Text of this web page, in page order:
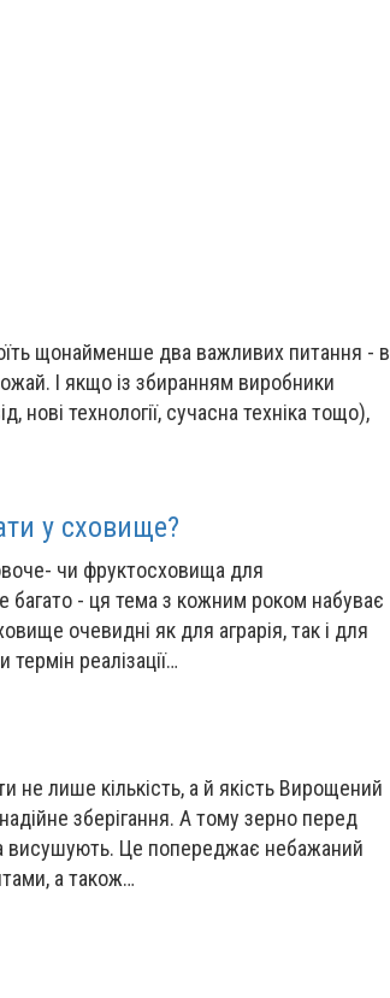
щонайменше два важливих питання - в
І якщо із збиранням виробники
технології, сучасна техніка тощо),
у сховище?
чи фруктосховища для
багато - ця тема з кожним роком набуває
очевидні як для аграрія, так і для
реалізації…
не лише кількість, а й якість Вирощений
зберігання. А тому зерно перед
висушують. Це попереджає небажаний
а також…